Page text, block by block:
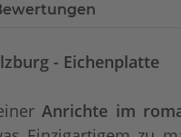
- Eichenplatte
Anrichte im